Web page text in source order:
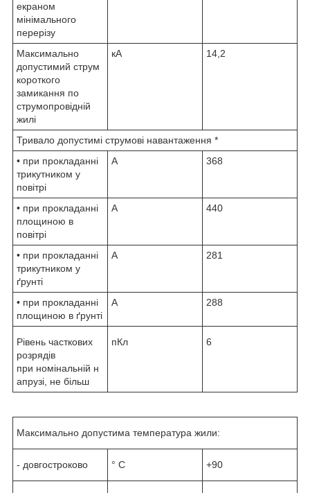
екраном
мінімального
перерізу
Максимально
допустимий струм
короткого
замикання по
струмопровідній
жилі
кА 14,2
Тривало допустимі струмові навантаження *
• при прокладанні
трикутником у
повітрі
А 368
• при прокладанні
площиною в
повітрі
А 440
• при прокладанні
трикутником у
ґрунті
А 281
• при прокладанні
площиною в ґрунті
А 288
Рівень часткових
розрядів
при номінальній н
апрузі, не більш
пКл 6
Максимально допустима температура жили:
- довгостроково ° С +90